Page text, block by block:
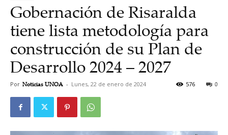
Gobernación de Risaralda
tiene lista metodología para
construcción de su Plan de
Desarrollo 2024 – 2027
Por Noticias UNOA - Lunes, 22 de enero de 2024 0
576